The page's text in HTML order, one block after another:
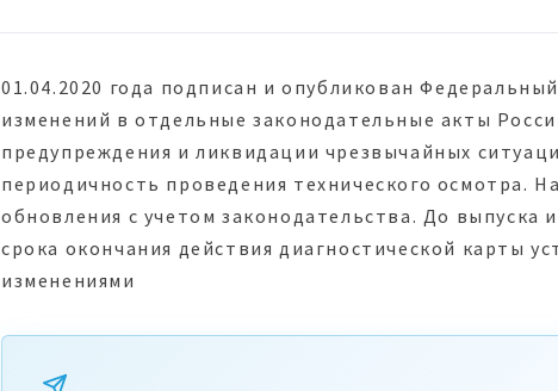
01.04.2020 года подписан и опубликован
изменений в отдельные законодательные акты
предупреждения и ликвидации чрезвычайных
периодичность проведения технического осмотра.
обновления с учетом законодательства. До выпуска
срока окончания действия диагностической карты
изменениями